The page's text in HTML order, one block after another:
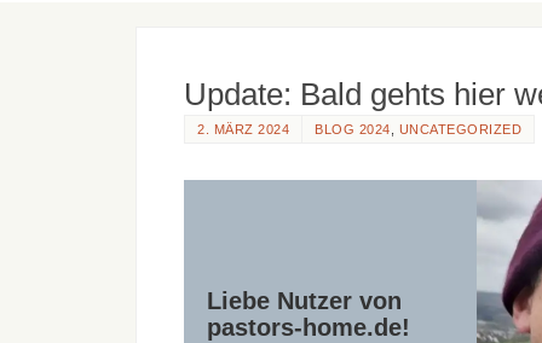
Update: Bald gehts hier
2. MÄRZ 2024 BLOG 2024 UNCATEGORIZED
Liebe Nutzer von
pastors-home.de!